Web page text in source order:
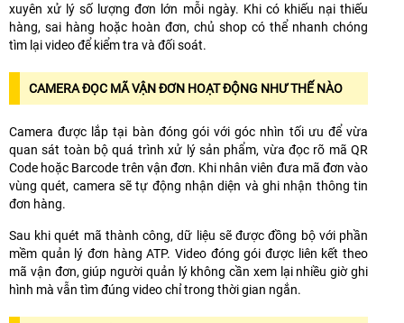
xuyên xử lý số lượng đơn lớn mỗi ngày. Khi có khiếu nại thiếu
hàng, sai hàng hoặc hoàn đơn, chủ shop có thể nhanh chóng
tìm lại video để kiểm tra và đối soát.
CAMERA ĐỌC MÃ VẬN ĐƠN HOẠT ĐỘNG NHƯ THẾ NÀO
Camera được lắp tại bàn đóng gói với góc nhìn tối ưu để vừa
quan sát toàn bộ quá trình xử lý sản phẩm, vừa đọc rõ mã QR
Code hoặc Barcode trên vận đơn. Khi nhân viên đưa mã đơn vào
vùng quét, camera sẽ tự động nhận diện và ghi nhận thông tin
đơn hàng.
Sau khi quét mã thành công, dữ liệu sẽ được đồng bộ với phần
mềm quản lý đơn hàng ATP. Video đóng gói được liên kết theo
mã vận đơn, giúp người quản lý không cần xem lại nhiều giờ ghi
hình mà vẫn tìm đúng video chỉ trong thời gian ngắn.